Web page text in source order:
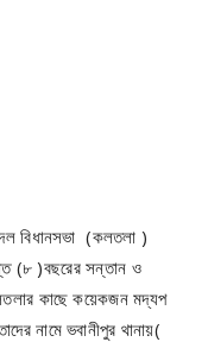
বিধানসভা (কলতলা )
(৮ )বছরের সন্তান ও
কাছে কয়েকজন মদ্যপ
নামে ভবানীপুর থানায়(